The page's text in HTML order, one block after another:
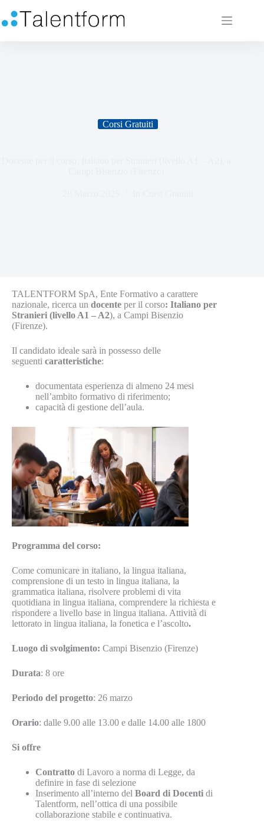
Corsi Gratuiti
TALENTFORM SpA, Ente Formativo a carattere
nazionale, ricerca un docente per il corso: Italiano per
Stranieri (livello A1 – A2), a Campi Bisenzio
(Firenze).
Il candidato ideale sarà in possesso delle
seguenti caratteristiche:
documentata esperienza di almeno 24 mesi
nell’ambito formativo di riferimento;
capacità di gestione dell’aula.
Programma del corso:
Come comunicare in italiano, la lingua italiana,
comprensione di un testo in lingua italiana, la
grammatica italiana, risolvere problemi di vita
quotidiana in lingua italiana, comprendere la richiesta e
rispondere a livello base in lingua italiana. Attività di
lettorato in lingua italiana, la fonetica e l’ascolto.
Luogo di svolgimento: Campi Bisenzio (Firenze)
Durata: 8 ore
Periodo del progetto: 26 marzo
Orario: dalle 9.00 alle 13.00 e dalle 14.00 alle 1800
Si offre
Contratto di Lavoro a norma di Legge, da
definire in fase di selezione
Inserimento all’interno del Board di Docenti di
Talentform, nell’ottica di una possibile
collaborazione stabile e continuativa.